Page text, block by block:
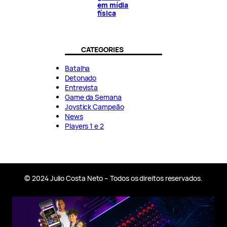
em mídia
física
CATEGORIES
Batalha
Detonado
Entrevista
Game da Semana
Joystick Campeão
News
Players 1 e 2
© 2024 Julio Costa Neto – Todos os direitos reservados.